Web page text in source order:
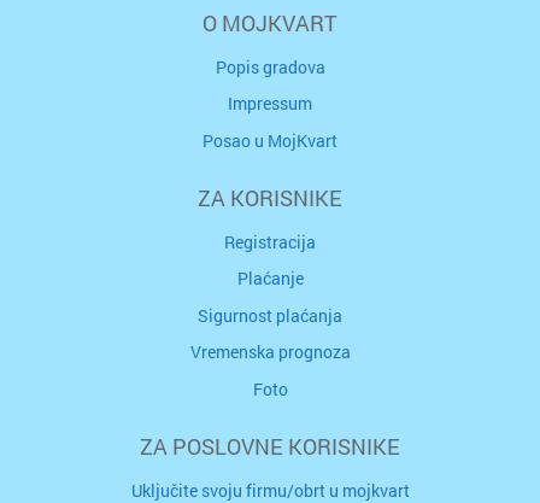
O MOJKVART
Popis gradova
Impressum
Posao u MojKvart
ZA KORISNIKE
Registracija
Plaćanje
Sigurnost plaćanja
Vremenska prognoza
Foto
ZA POSLOVNE KORISNIKE
Uključite svoju firmu/obrt u mojkvart